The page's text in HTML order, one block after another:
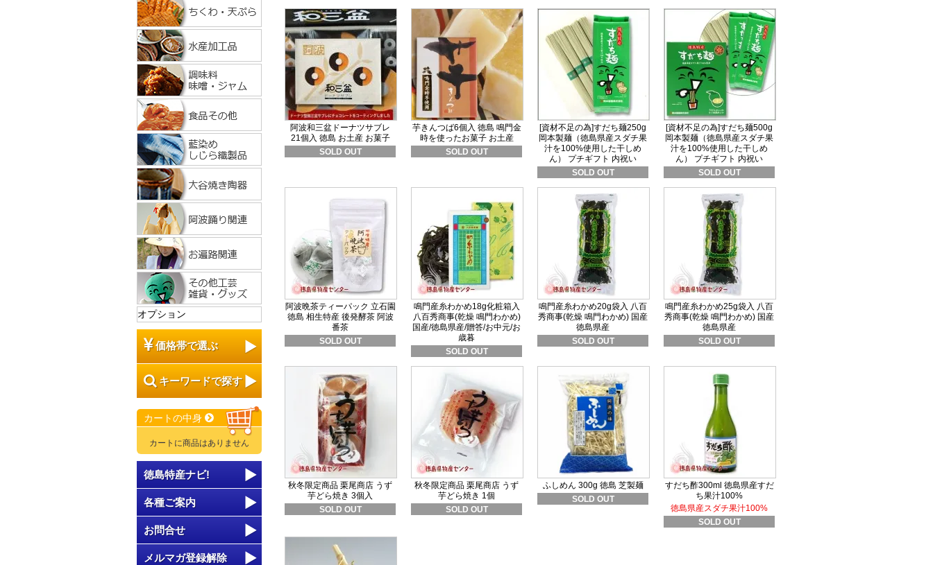
阿波和三盆ドーナツサブレ
21個入 徳島 お土産 お菓子
SOLD OUT
芋きんつば6個入 徳島 鳴門金
時を使ったお菓子 お土産
SOLD OUT
[資材不足の為]すだち麺250g
岡本製麺（徳島県産スダチ果
汁を100%使用した干しめ
ん） プチギフト 内祝い
SOLD OUT
[資材不足の為]すだち麺500g
岡本製麺（徳島県産スダチ果
汁を100%使用した干しめ
ん） プチギフト 内祝い
SOLD OUT
阿波晩茶ティーパック 立石園
徳島 相生特産 後発酵茶 阿波
番茶
SOLD OUT
鳴門産糸わかめ18g化粧箱入
八百秀商事(乾燥 鳴門わかめ)
国産/徳島県産/贈答/お中元/お
歳暮
SOLD OUT
鳴門産糸わかめ20g袋入 八百
秀商事(乾燥 鳴門わかめ) 国産
徳島県産
SOLD OUT
鳴門産糸わかめ25g袋入 八百
秀商事(乾燥 鳴門わかめ) 国産
徳島県産
SOLD OUT
秋冬限定商品 栗尾商店 うず
芋どら焼き 3個入
SOLD OUT
秋冬限定商品 栗尾商店 うず
芋どら焼き 1個
SOLD OUT
ふしめん 300g 徳島 芝製麺
SOLD OUT
すだち酢300ml 徳島県産すだ
ち果汁100%
徳島県産スダチ果汁100%
SOLD OUT
オプション
価格帯で選ぶ
キーワードで探す
カートの中身
カートに商品はありません
徳島特産ナビ!
各種ご案内
お問合せ
メルマガ登録解除